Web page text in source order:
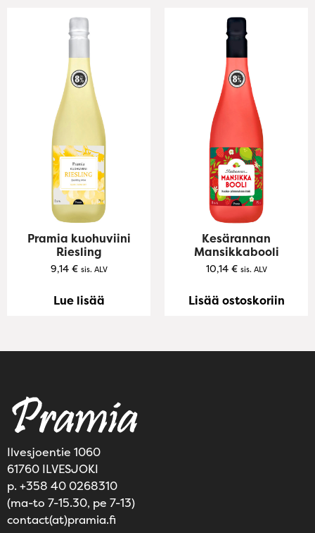
Pramia kuohuviini
Riesling
9,14 € sis. ALV
Lue lisää
Kesärannan
Mansikkabooli
10,14 € sis. ALV
Lisää ostoskoriin
Ilvesjoentie 1060
61760 ILVESJOKI
p. +358 40 0268310
(ma-to 7-15.30, pe 7-13)
contact(at)pramia.fi